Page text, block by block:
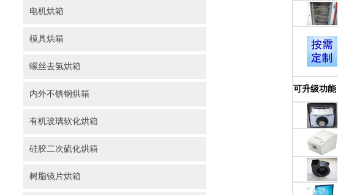
电机烘箱
模具烘箱
螺丝去氢烘箱
内外不锈钢烘箱
有机玻璃软化烘箱
硅胶二次硫化烘箱
树脂镜片烘箱
可升级功能